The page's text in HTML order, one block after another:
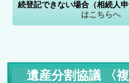
続登記できない場合（相続人申
はこちらへ
遺産分割協議 〈